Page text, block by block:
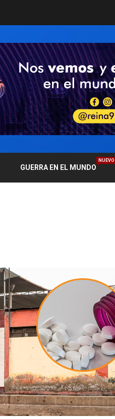
GUERRA EN EL MUNDO
NUEVO